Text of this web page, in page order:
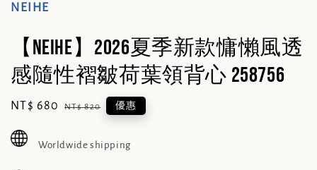
NEIHE
【NEIHE】2026夏季新款慵懶風透
感隨性褶皺荷葉領背心 258756
Sale
NT$ 680 Regular
NT$ 820 優惠
Worldwide shipping